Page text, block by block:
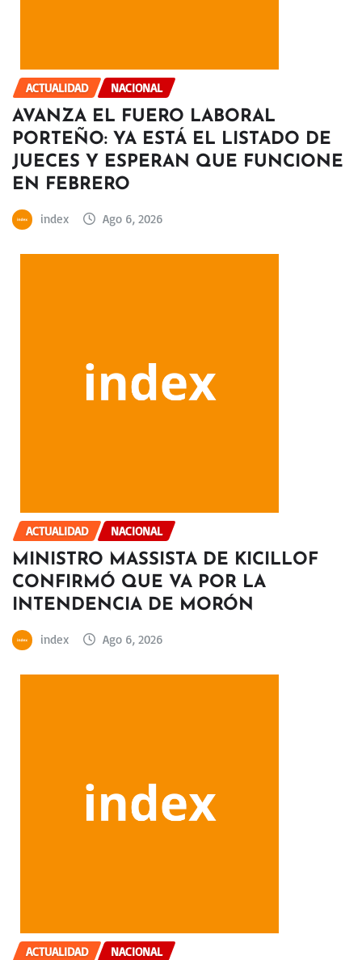
ACTUALIDAD NACIONAL
AVANZA EL FUERO LABORAL
PORTEÑO: YA ESTÁ EL LISTADO DE
JUECES Y ESPERAN QUE FUNCIONE
EN FEBRERO
index Ago 6, 2026
ACTUALIDAD NACIONAL
MINISTRO MASSISTA DE KICILLOF
CONFIRMÓ QUE VA POR LA
INTENDENCIA DE MORÓN
index Ago 6, 2026
ACTUALIDAD NACIONAL